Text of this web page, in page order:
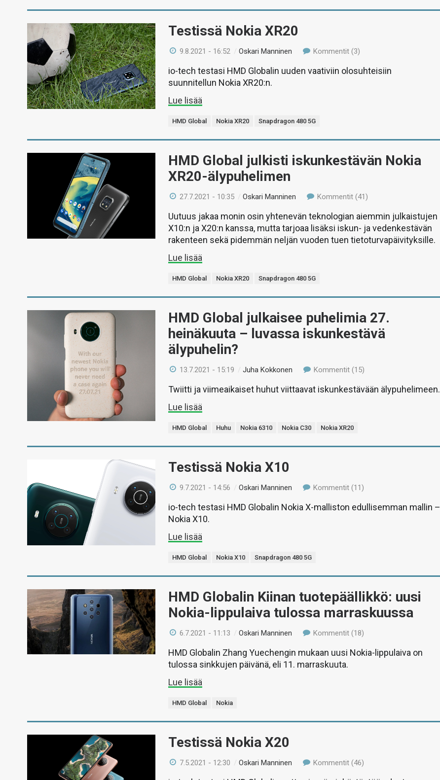
Testissä Nokia XR20
9.8.2021 - 16:52 /Oskari Manninen Kommentit (3)
io-tech testasi HMD Globalin uuden vaativiin olosuhteisiin
suunnitellun Nokia XR20:n.
Lue lisää
HMD Global Nokia XR20 Snapdragon 480 5G
HMD Global julkisti iskunkestävän Nokia
XR20-älypuhelimen
27.7.2021 - 10:35 /Oskari Manninen Kommentit (41)
Uutuus jakaa monin osin yhtenevän teknologian aiemmin julkaistujen
X10:n ja X20:n kanssa, mutta tarjoaa lisäksi iskun- ja vedenkestävän
rakenteen sekä pidemmän neljän vuoden tuen tietoturvapäivityksille.
Lue lisää
HMD Global Nokia XR20 Snapdragon 480 5G
HMD Global julkaisee puhelimia 27.
heinäkuuta – luvassa iskunkestävä
älypuhelin?
13.7.2021 - 15:19 /Juha Kokkonen Kommentit (15)
Twiitti ja viimeaikaiset huhut viittaavat iskunkestävään älypuhelimeen.
Lue lisää
HMD Global Huhu Nokia 6310 Nokia C30 Nokia XR20
Testissä Nokia X10
9.7.2021 - 14:56 /Oskari Manninen Kommentit (11)
io-tech testasi HMD Globalin Nokia X-malliston edullisemman mallin –
Nokia X10.
Lue lisää
HMD Global Nokia X10 Snapdragon 480 5G
HMD Globalin Kiinan tuotepäällikkö: uusi
Nokia-lippulaiva tulossa marraskuussa
6.7.2021 - 11:13 /Oskari Manninen Kommentit (18)
HMD Globalin Zhang Yuechengin mukaan uusi Nokia-lippulaiva on
tulossa sinkkujen päivänä, eli 11. marraskuuta.
Lue lisää
HMD Global Nokia
Testissä Nokia X20
7.5.2021 - 12:30 /Oskari Manninen Kommentit (46)